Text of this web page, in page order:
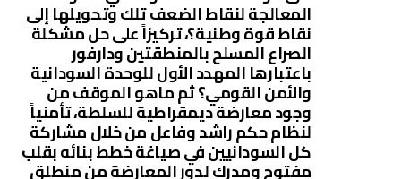
المعالجة لنقاط الضعف تلك وتحويلها إلى
نقاط قوة وطنية؟، تركيزاً على حل مشكلة
الصراع المسلح بالمنطقتين ودارفور
باعتبارها المهدد الأول للوحدة السودانية
والأمن القومي؟ ثم ماهو الموقف من
وجود معارضة ديمقراطية للسلطة، تأمنياً
لنظام حكم راشد وفاعل من خلال مشاركة
كل السودانيين في صياغة خطط بنائه بقلب
مفتوح ومدرك لدور المعارضة من منطلق